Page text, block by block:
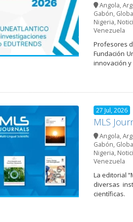
Angola,
Gabón,
Nigeria,
Venezuela
Profesores
Fundación
innovación y
27 Jul, 2026
MLS
Angola,
Gabón,
Nigeria,
Venezuela
La editorial
diversas
científicas.